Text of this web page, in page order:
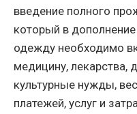
введение полного
который в
одежду необходимо
медицину, лекарства,
культурные нужды,
платежей, услуг и